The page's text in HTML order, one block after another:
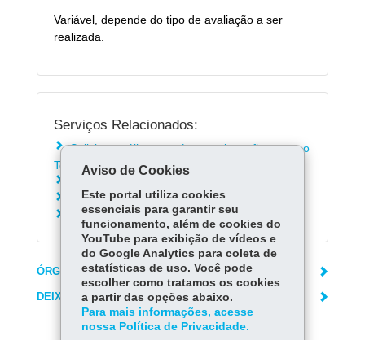
Variável, depende do tipo de avaliação a ser
realizada.
Serviços Relacionados:
Solicitar análises em água, solo e efluentes ao
Tecpar
Solicitar análise microbiológica ao Tecpar
Solicitar análise microscópica ao Tecpar
ÓRGÃO RESPONSÁVEL
DEIXE SUA OPINIÃO
Aviso de Cookies
Este portal utiliza cookies
essenciais para garantir seu
funcionamento, além de cookies do
YouTube para exibição de vídeos e
do Google Analytics para coleta de
estatísticas de uso. Você pode
escolher como tratamos os cookies
a partir das opções abaixo.
Para mais informações, acesse
nossa Política de Privacidade.